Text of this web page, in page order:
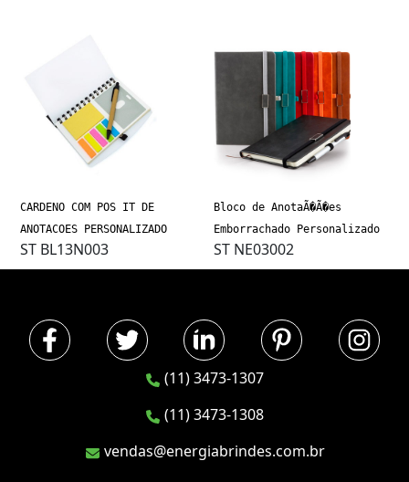
CARDENO COM POS IT DE
ANOTACOES PERSONALIZADO
ST BL13N003
Bloco de AnotaÃ�Ã�es
Emborrachado Personalizado
ST NE03002
(11) 3473-1307
(11) 3473-1308
vendas@energiabrindes.com.br